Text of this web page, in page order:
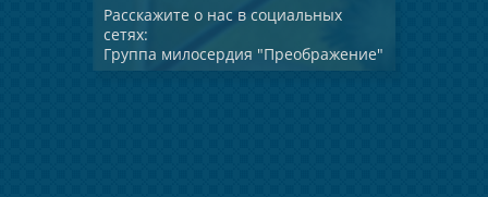
Расскажите о нас в социальных
сетях:
Группа милосердия "Преображение"